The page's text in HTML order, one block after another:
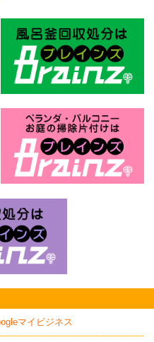
マイビジネス